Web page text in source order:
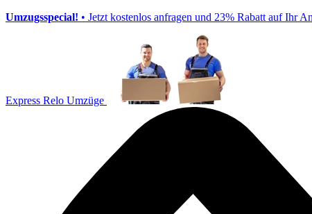
Umzugsspecial! • Jetzt kostenlos anfragen und 23% Rabatt auf Ihr
Express Relo Umzüge